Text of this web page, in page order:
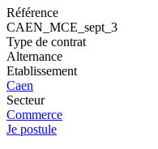
Référence
CAEN_MCE_sept_3
Type de contrat
Alternance
Etablissement
Caen
Secteur
Commerce
Je postule